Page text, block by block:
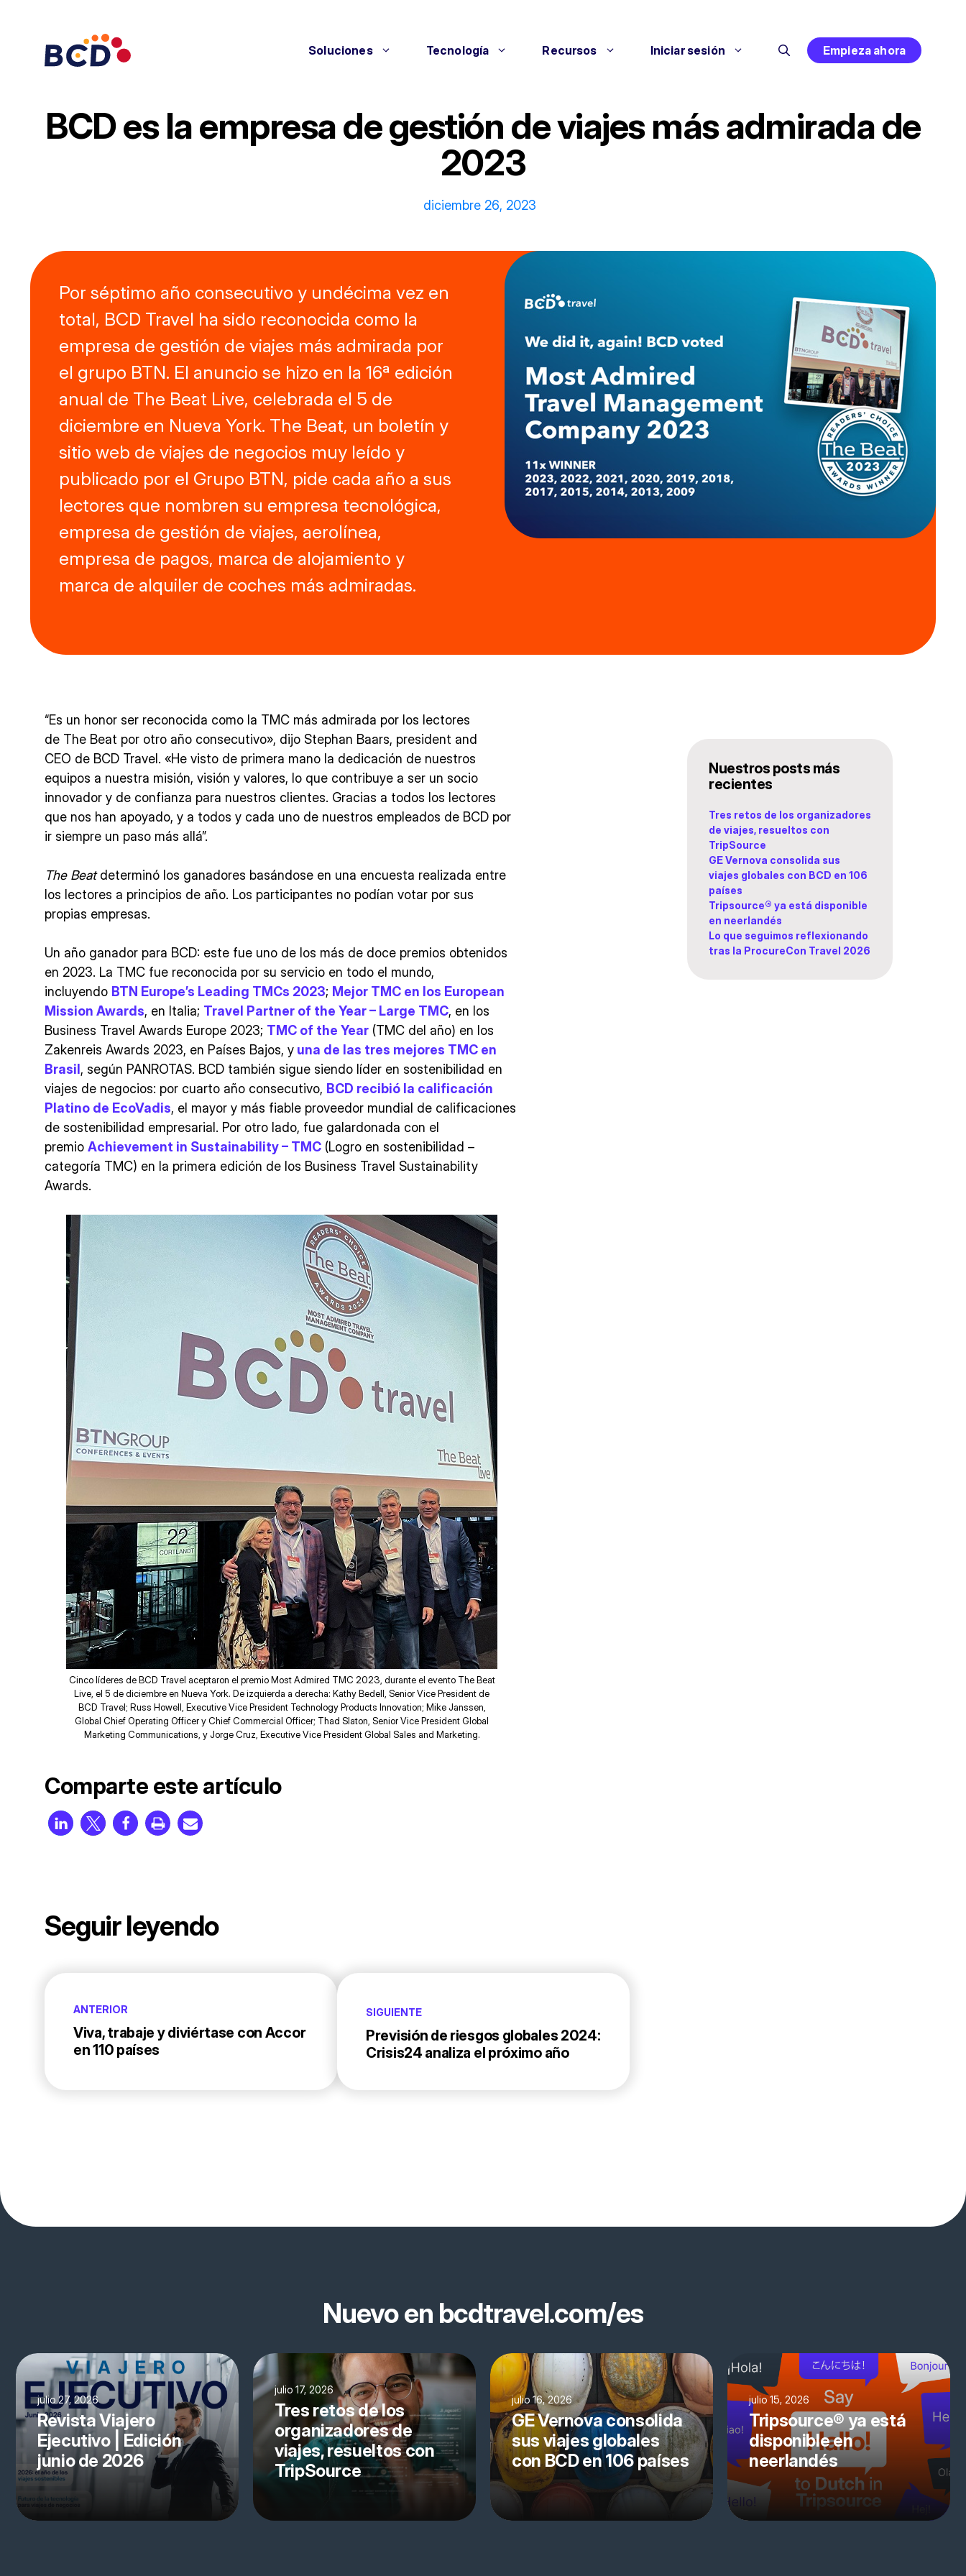
contenido
Soluciones Tecnología Recursos Iniciar sesión Empieza ahora
BCD es la empresa de gestión de viajes más admirada de
2023
diciembre 26, 2023
Por séptimo año consecutivo y undécima vez en
total, BCD Travel ha sido reconocida como la
empresa de gestión de viajes más admirada por
el grupo BTN. El anuncio se hizo en la 16ª edición
anual de The Beat Live, celebrada el 5 de
diciembre en Nueva York. The Beat, un boletín y
sitio web de viajes de negocios muy leído y
publicado por el Grupo BTN, pide cada año a sus
lectores que nombren su empresa tecnológica,
empresa de gestión de viajes, aerolínea,
empresa de pagos, marca de alojamiento y
marca de alquiler de coches más admiradas.
“Es un honor ser reconocida como la TMC más admirada por los lectores
de The Beat por otro año consecutivo», dijo Stephan Baars, president and
CEO de BCD Travel. «He visto de primera mano la dedicación de nuestros
equipos a nuestra misión, visión y valores, lo que contribuye a ser un socio
innovador y de confianza para nuestros clientes. Gracias a todos los lectores
que nos han apoyado, y a todos y cada uno de nuestros empleados de BCD por
ir siempre un paso más allá”.
The Beatdeterminó los ganadores basándose en una encuesta realizada entre
los lectores a principios de año. Los participantes no podían votar por sus
propias empresas.
Un año ganador para BCD: este fue uno de los más de doce premios obtenidos
en 2023. La TMC fue reconocida por su servicio en todo el mundo,
incluyendo BTN Europe’s Leading TMCs 2023; Mejor TMC en los European
Mission Awards, en Italia; Travel Partner of the Year – Large TMC, en los
Business Travel Awards Europe 2023; TMC of the Year (TMC del año) en los
Zakenreis Awards 2023, en Países Bajos, y una de las tres mejores TMC en
Brasil, según PANROTAS. BCD también sigue siendo líder en sostenibilidad en
viajes de negocios: por cuarto año consecutivo, BCD recibió la calificación
Platino de EcoVadis, el mayor y más fiable proveedor mundial de calificaciones
de sostenibilidad empresarial. Por otro lado, fue galardonada con el
premio Achievement in Sustainability – TMC (Logro en sostenibilidad –
categoría TMC) en la primera edición de los Business Travel Sustainability
Awards.
Cinco líderes de BCD Travel aceptaron el premio Most Admired TMC 2023, durante el evento The Beat
Live, el 5 de diciembre en Nueva York. De izquierda a derecha: Kathy Bedell, Senior Vice President de
BCD Travel; Russ Howell, Executive Vice President Technology Products Innovation; Mike Janssen,
Global Chief Operating Officer y Chief Commercial Officer; Thad Slaton, Senior Vice President Global
Marketing Communications, y Jorge Cruz, Executive Vice President Global Sales and Marketing.
Comparte este artículo
Seguir leyendo
ANTERIOR
Viva, trabaje y diviértase con Accor
en 110 países
SIGUIENTE
Previsión de riesgos globales 2024:
Crisis24 analiza el próximo año
Nuestros posts más
recientes
Tres retos de los organizadores
de viajes, resueltos con
TripSource
GE Vernova consolida sus
viajes globales con BCD en 106
países
Tripsource® ya está disponible
en neerlandés
Lo que seguimos reflexionando
tras la ProcureCon Travel 2026
Nuevo en bcdtravel.com/es
julio 27, 2026
Revista Viajero
Ejecutivo | Edición
junio de 2026
julio 17, 2026
Tres retos de los
organizadores de
viajes, resueltos con
TripSource
julio 16, 2026
GE Vernova consolida
sus viajes globales
con BCD en 106 países
julio 15, 2026
Tripsource® ya está
disponible en
neerlandés